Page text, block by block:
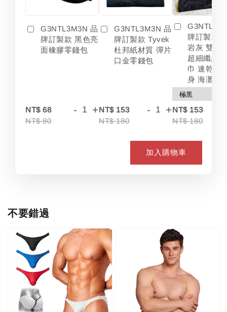
G3NTL3M3N 品
牌訂製款 黑色亮
面橡膠零錢包
NT$ 68
NT$ 80
- +
G3NTL3M3N 品
牌訂製款 Tyvek
杜邦紙材質 彈片
口金零錢包
NT$ 153
NT$ 180
- +
牌訂製款
岩灰 雙色
超細纖維
巾 速乾 吸
身 海灘
NT$ 153
NT$ 180
加入購物車
不要錯過